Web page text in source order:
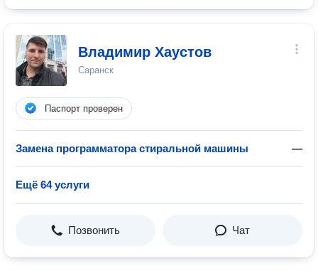
Владимир Хаустов
Саранск
Паспорт проверен
Замена программатора стиральной машины —
Ещё 64 услуги
Позвонить Чат